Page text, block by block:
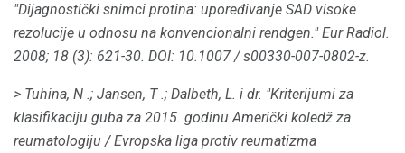
"Dijagnostički snimci protina: upoređivanje SAD visoke
rezolucije u odnosu na konvencionalni rendgen."Eur Radiol.
2008; 18 (3): 621-30. DOI: 10.1007 / s00330-007-0802-z.
> Tuhina, N .; Jansen, T .; Dalbeth, L. i dr. "Kriterijumi za
klasifikaciju guba za 2015. godinu Američki koledž za
reumatologiju / Evropska liga protiv reumatizma